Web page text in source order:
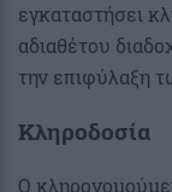
εγκαταστήσει
αδιαθέτου
την επιφύλαξη
Κληροδοσία
Ο